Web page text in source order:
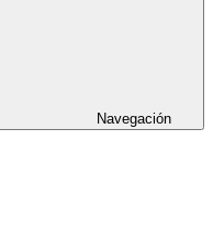
Navegación